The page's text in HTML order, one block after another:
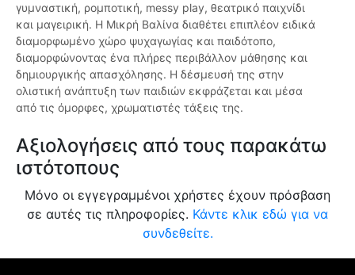
γυμναστική, ρομποτική, messy play, θεατρικό παιχνίδι
και μαγειρική. Η Μικρή Βαλίνα διαθέτει επιπλέον ειδικά
διαμορφωμένο χώρο ψυχαγωγίας και παιδότοπο,
διαμορφώνοντας ένα πλήρες περιβάλλον μάθησης και
δημιουργικής απασχόλησης. Η δέσμευσή της στην
ολιστική ανάπτυξη των παιδιών εκφράζεται και μέσα
από τις όμορφες, χρωματιστές τάξεις της.
Αξιολογήσεις από τους παρακάτω
ιστότοπους
Μόνο οι εγγεγραμμένοι χρήστες έχουν πρόσβαση
σε αυτές τις πληροφορίες. Κάντε κλικ εδώ για να
συνδεθείτε.